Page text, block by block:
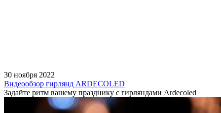
30 ноября 2022
Видеообзор гирлянд ARDECOLED
Задайте ритм вашему празднику с гирляндами Ardecoled